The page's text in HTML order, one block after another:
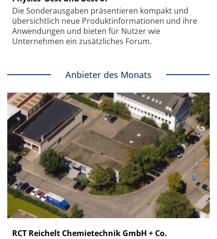
Die Sonder­ausgaben präsentieren kompakt und
übersichtlich neue Produkt­informationen und ihre
Anwendungen und bieten für Nutzer wie
Unternehmen ein zusätzliches Forum.
Anbieter des Monats
RCT Reichelt Chemietechnik GmbH + Co.